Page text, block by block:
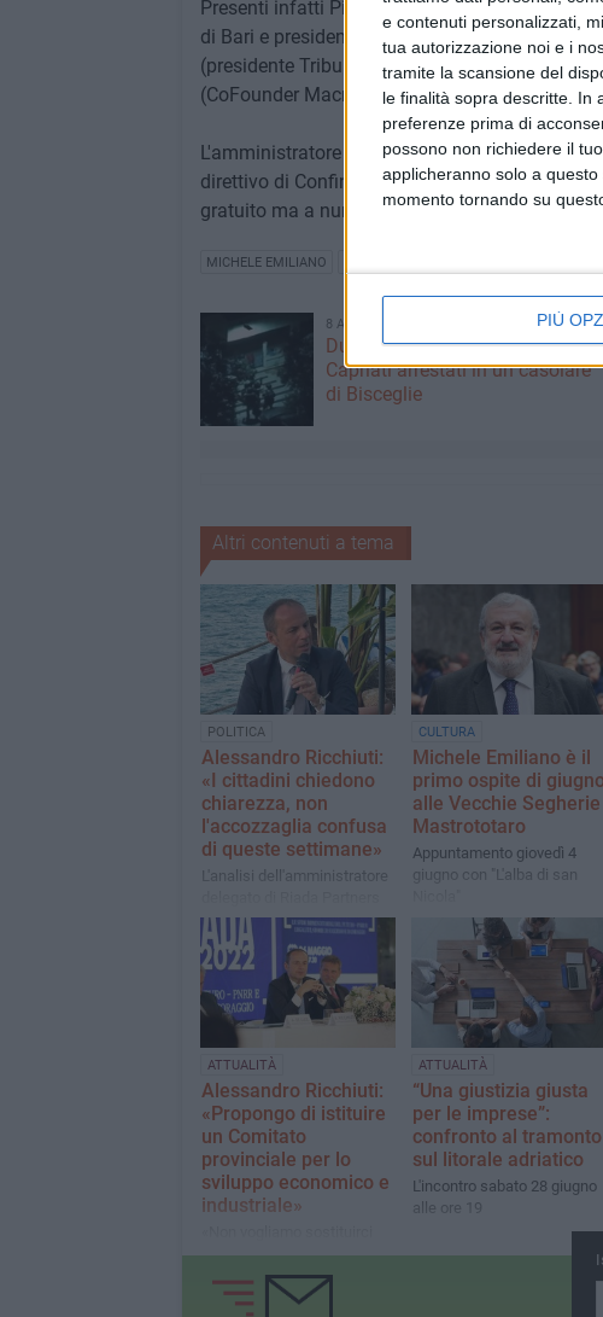
e contenuti personalizzati,
tua autorizzazione noi e i
tramite la scansione del
le finalità sopra descritte. In
preferenze prima di
possono non richiedere il
applicheranno solo a
momento tornando su
PIÙ
Presenti infatti Pippo Cannillo (Presidente
di Bari e presidente Anci), Roberto De Gennaro
(presidente Tribunale Trani), Antonello
(CoFounder Macnil) e Luca Vigilante
L'amministratore delegato di Riada Partners,
direttivo di Confindustria Bari e Bat,
gratuito ma a numero chiuso; preiscrizioni
MICHELE EMILIANO
8 AGOSTO 2026
Due latitanti del clan mafioso
Capriati arrestati in un casolare
di Bisceglie
Altri contenuti a tema
POLITICA
Alessandro Ricchiuti:
«I cittadini chiedono
chiarezza, non
l'accozzaglia confusa
di queste settimane»
L'analisi dell'amministratore
con uno sguardo alle future
elezioni comunali
CULTURA
Michele Emiliano è il
primo ospite di
alle Vecchie Segherie
Mastrototaro
Appuntamento giovedì 4
giugno con "L'alba di san
ATTUALITÀ
Alessandro Ricchiuti:
«Propongo di istituire
un Comitato
provinciale per lo
sviluppo economico e
industriale»
alle istituzioni, ma
sollecitarle, stimolarle, farle
dialogare tra loro»
ATTUALITÀ
“Una giustizia giusta
per le imprese”:
confronto al tramonto
sul litorale adriatico
L'incontro sabato 28 giugno
alle ore 19